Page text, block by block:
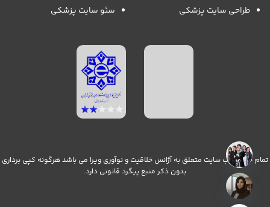
طراحی سایت پزشکی
سئو سایت پزشکی
تمام حقوق وب سایت متعلق به آژانس خلاقیت و نوآوری ویرا می باشد هرگونه کپی برداری
بدون ذکر منبع پیگرد قانونی دارد.